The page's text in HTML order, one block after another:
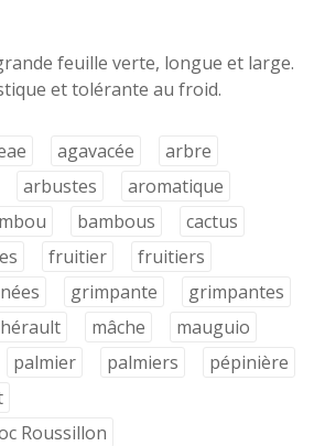
feuille verte, longue et large.
et tolérante au froid.
agavacée
arbre
arbustes
aromatique
bambous
cactus
fruitier
fruitiers
grimpante
grimpantes
hérault mâche
mauguio
palmier palmiers
pépinière
Roussillon